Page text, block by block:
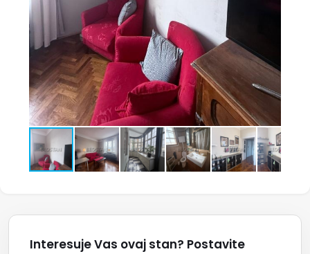
Interesuje Vas ovaj stan? Postavite